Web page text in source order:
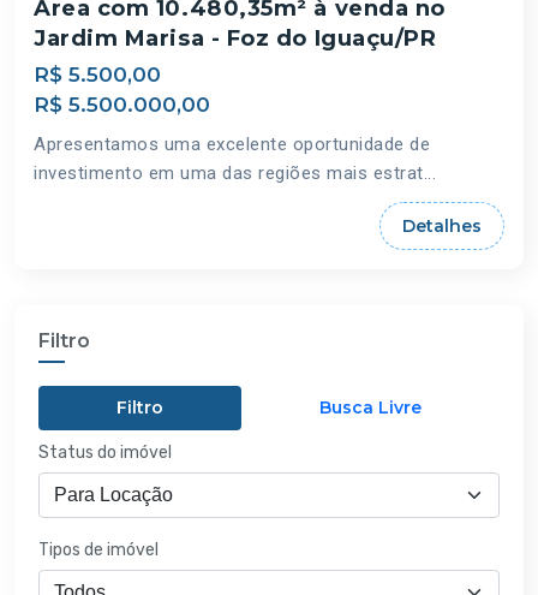
Área com 10.480,35m² à venda no
Jardim Marisa - Foz do Iguaçu/PR
R$ 5.500,00
R$ 5.500.000,00
Apresentamos uma excelente oportunidade de
investimento em uma das regiões mais estrat...
Detalhes
Filtro
Filtro Busca Livre
Status do imóvel
Tipos de imóvel